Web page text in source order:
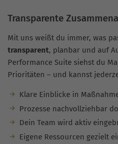
Transparente
Mit uns weißt du immer, was
transparent, planbar und auf
Performance Suite siehst du
Prioritäten – und kannst
Klare Einblicke in
Prozesse nachvollziehbar
Dein Team wird aktiv
Eigene Ressourcen gezielt